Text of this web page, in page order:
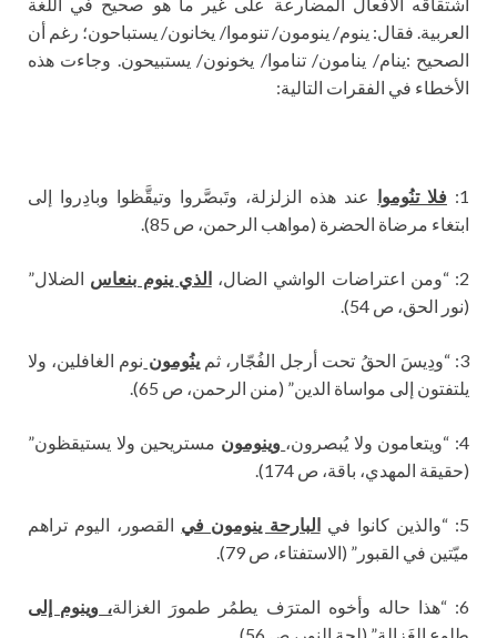
اشتقاقه الأفعال المضارعة على غير ما هو صحيح في اللغة
العربية. فقال: ينوم/ ينومون/ تنوموا/ يخانون/ يستباحون؛ رغم أن
الصحيح :ينام/ ينامون/ تناموا/ يخونون/ يستبيحون. وجاءت هذه
الأخطاء في الفقرات التالية:
1: فلا تنُوموا عند هذه الزلزلة، وتَبصَّروا وتيقَّظوا وبادِروا إلى
ابتغاء مرضاة الحضرة (مواهب الرحمن، ص 85).
2: “ومن اعتراضات الواشي الضال، الذي ينوم بنعاس الضلال”
(نور الحق، ص 54).
3: “ودِيسَ الحقُ تحت أرجل الفُجّار، ثم ينُومون نوم الغافلين، ولا
يلتفتون إلى مواساة الدين” (منن الرحمن، ص 65).
4: “ويتعامون ولا يُبصرون، وينومون مستريحين ولا يستيقظون”
(حقيقة المهدي، باقة، ص 174).
5: “والذين كانوا في البارحة ينومون في القصور، اليوم تراهم
ميّتين في القبور” (الاستفتاء، ص 79).
6: “هذا حاله وأخوه المترَف يطمُر طمورَ الغزالة
، وينوم إلى